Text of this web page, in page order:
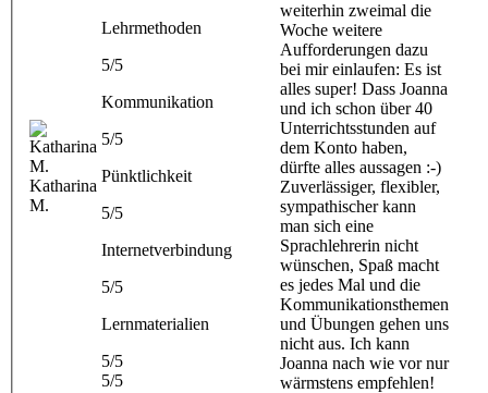
Katharina
M.
Lehrmethoden
5/5
Kommunikation
5/5
Pünktlichkeit
5/5
Internetverbindung
5/5
Lernmaterialien
5/5
5/5
weiterhin zweimal die
Woche weitere
Aufforderungen dazu
bei mir einlaufen: Es ist
alles super! Dass Joanna
und ich schon über 40
Unterrichtsstunden auf
dem Konto haben,
dürfte alles aussagen :-)
Zuverlässiger, flexibler,
sympathischer kann
man sich eine
Sprachlehrerin nicht
wünschen, Spaß macht
es jedes Mal und die
Kommunikationsthemen
und Übungen gehen uns
nicht aus. Ich kann
Joanna nach wie vor nur
wärmstens empfehlen!